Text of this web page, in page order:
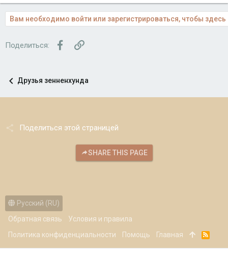
Вам необходимо войти или зарегистрироваться, чтобы здесь
Поделиться: FacebookСсылка
Друзья зенненхунда
Поделиться этой страницей
SHARE THIS PAGE
Русский (RU)
Обратная связь
Условия и правила
Политика конфиденциальности
Помощь Главная
R
S